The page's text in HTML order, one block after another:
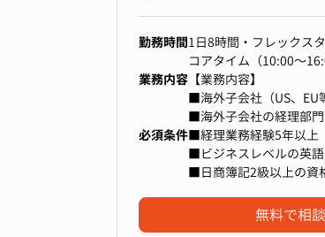
勤務時間1日8時間・フレックス
コアタイム（10:00～
業務内容 【業務内容】
■海外子会社（US、EU
■海外子会社の経理部
■会計監査（日本／海
■海外子会社における経
■管理会計や財務レポー
変更の範囲：全ての業
必須条件■経理業務経験5年以上
■ビジネスレベルの英
■日商簿記2級以上の資
■会計ソフトおよび
無料で相